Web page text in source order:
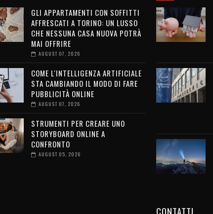
GLI APPARTAMENTI CON SOFFITTI
AFFRESCATI A TORINO: UN LUSSO
CHE NESSUNA CASA NUOVA POTRÀ
MAI OFFRIRE
AUGUST 07, 2026
COME L'INTELLIGENZA ARTIFICIALE
STA CAMBIANDO IL MODO DI FARE
PUBBLICITÀ ONLINE
AUGUST 07, 2026
STRUMENTI PER CREARE UNO
STORYBOARD ONLINE A
CONFRONTO
AUGUST 05, 2026
CONTATTI